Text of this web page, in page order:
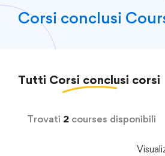
Corsi conclusi
Tutti Corsi conclusi corsi
Trovati 2 courses disponibili